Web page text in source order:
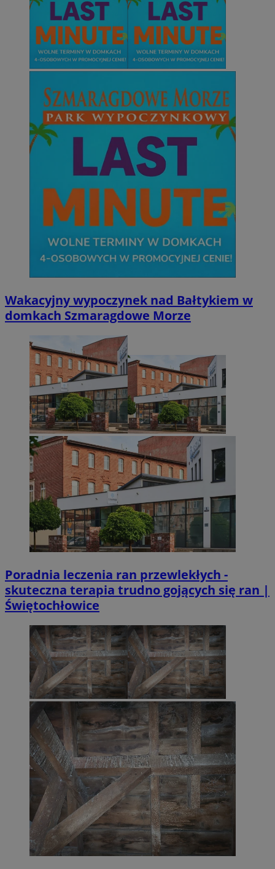
Wakacyjny wypoczynek nad Bałtykiem w
domkach Szmaragdowe Morze
Poradnia leczenia ran przewlekłych -
skuteczna terapia trudno gojących się ran |
Świętochłowice